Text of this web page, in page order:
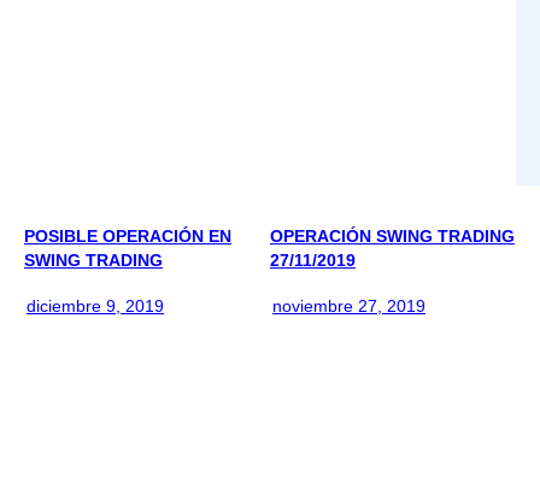
POSIBLE OPERACIÓN EN
SWING TRADING
diciembre 9, 2019
OPERACIÓN SWING TRADING
27/11/2019
noviembre 27, 2019